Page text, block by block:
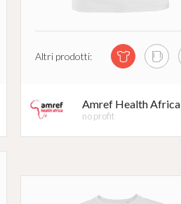
Altri prodotti:
Amref Health Africa
no profit